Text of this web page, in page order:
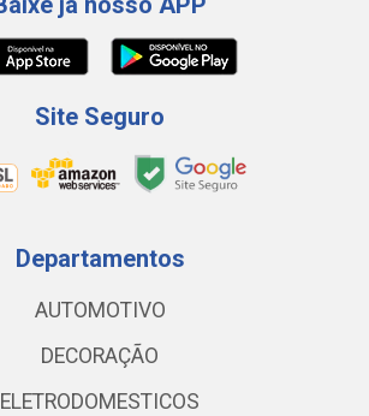
Site Seguro
Departamentos
AUTOMOTIVO
DECORAÇÃO
ELETRODOMESTICOS